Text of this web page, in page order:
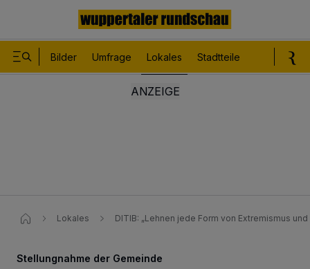
Bilder Umfrage Lokales Stadtteile
Lokales DITIB: „Lehnen jede Form von Extremismus und
Stellungnahme der Gemeinde